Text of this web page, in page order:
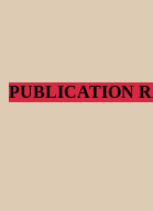
PUBLICATION